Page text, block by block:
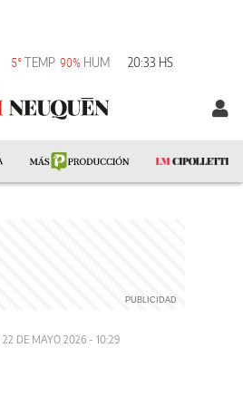
5°TEMP 90% HUM 20:33 HS
22 DE MAYO 2026 - 10:29